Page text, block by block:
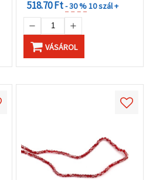
518.70 Ft- 30 %10 szál +
VÁSÁROL